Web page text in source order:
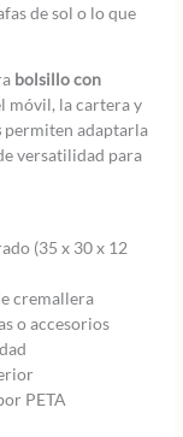
de sol o lo que
bolsillo con
móvil, la cartera y
permiten adaptarla
versatilidad para
(35 x 30 x 12
cremallera
o accesorios
PETA